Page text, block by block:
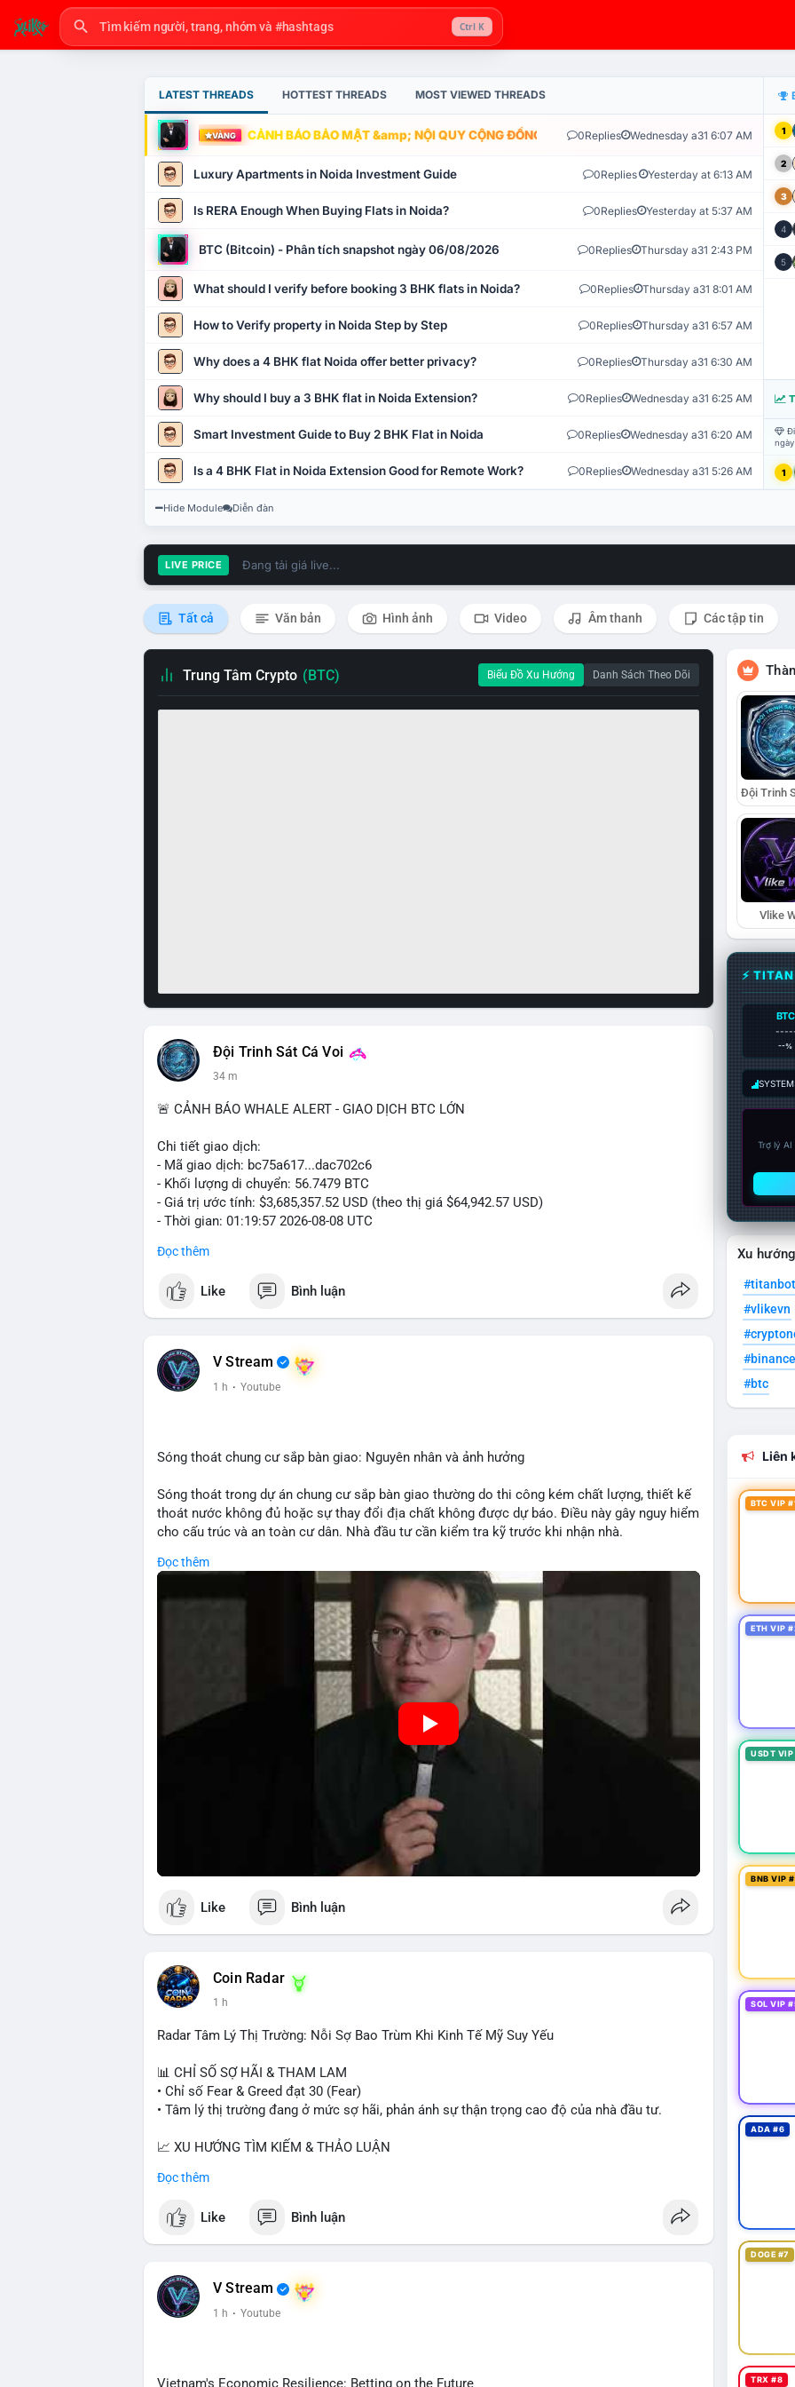
Ctrl K
LATEST THREADS HOTTEST THREADS MOST VIEWED THREADS
VÀNG CẢNH BÁO BẢO MẬT &amp; NỘI QUY CỘNG ĐỒNG VLIKE.VN: HỆ THỐNG GIÁM SÁT TỰ
0Replies Wednesday a31 6:07 AM
Luxury Apartments in Noida Investment Guide 0Replies Yesterday at 6:13 AM
Is RERA Enough When Buying Flats in Noida? 0Replies Yesterday at 5:37 AM
BTC (Bitcoin) - Phân tích snapshot ngày 06/08/2026 0Replies Thursday a31 2:43 PM
What should I verify before booking 3 BHK flats in Noida? 0Replies Thursday a31 8:01 AM
How to Verify property in Noida Step by Step 0Replies Thursday a31 6:57 AM
Why does a 4 BHK flat Noida offer better privacy? 0Replies Thursday a31 6:30 AM
Why should I buy a 3 BHK flat in Noida Extension? 0Replies Wednesday a31 6:25 AM
Smart Investment Guide to Buy 2 BHK Flat in Noida 0Replies Wednesday a31 6:20 AM
Is a 4 BHK Flat in Noida Extension Good for Remote Work? 0Replies Wednesday a31 5:26 AM
1
2
3
4
5
1
Hide Module Diễn đàn
LIVE PRICE Đang tải giá live...
Tất cả Văn bản Hình ảnh Video Âm thanh Các tập tin
Trung Tâm Crypto (BTC) Biểu Đồ Xu Hướng Danh Sách Theo Dõi
Đội Trinh Sát Cá Voi
34 m
🚨 CẢNH BÁO WHALE ALERT - GIAO DỊCH BTC LỚN
Chi tiết giao dịch:
- Mã giao dịch: bc75a617...dac702c6
- Khối lượng di chuyển: 56.7479 BTC
- Giá trị ước tính: $3,685,357.52 USD (theo thị giá $64,942.57 USD)
- Thời gian: 01:19:57 2026-08-08 UTC
Nhận định phân tích:
thấy dấu hiệu của một tổ chức hoặc cá nhân lớn đang tái cơ cấu danh mục. Với mức giá
hiện tại, hành vi này có thể là bước chuẩn bị cho một lệnh bán lớn trên sàn tập trung, tạo áp
tín hiệu nắm giữ dài hạn, phản ánh kỳ vọng giá tăng. Biến động tâm lý thị trường có thể xảy
ra khi nhà đầu tư nhỏ lẻ theo dõi động thái này.
tới để đưa ra quyết định hợp lý.
#56dot7479btc #chuyendichlon #aplucban #vilanhtichluy #btcusd64942
Đọc thêm
Like Bình luận
V Stream
1 h · Youtube
Sóng thoát chung cư sắp bàn giao: Nguyên nhân và ảnh hưởng
Sóng thoát trong dự án chung cư sắp bàn giao thường do thi công kém chất lượng, thiết kế
thoát nước không đủ hoặc sự thay đổi địa chất không được dự báo. Điều này gây nguy hiểm
cho cấu trúc và an toàn cư dân. Nhà đầu tư cần kiểm tra kỹ trước khi nhận nhà.
🎥 Xem video trực tiếp tại:
Đọc thêm
Like Bình luận
Coin Radar
1 h
Radar Tâm Lý Thị Trường: Nỗi Sợ Bao Trùm Khi Kinh Tế Mỹ Suy Yếu
📊 CHỈ SỐ SỢ HÃI & THAM LAM
• Chỉ số Fear & Greed đạt 30 (Fear)
• Tâm lý thị trường đang ở mức sợ hãi, phản ánh sự thận trọng cao độ của nhà đầu tư.
📈 XU HƯỚNG TÌM KIẾM & THẢO LUẬN
• LunarCrush Trending: Ethereum, Solana, Dogecoin, Polkadot, Chainlink, Litecoin.
đại học.
• Tin tức kinh tế: Mỹ mất 23.000 việc làm trong tháng 7, thấp hơn nhiều so với kỳ vọng.
• Pháp lý: Thượng viện Mỹ lùi việc bỏ phiếu Clarity Act sang tháng 9; Thượng nghị sĩ Warren
yêu cầu luật pháp không do ngành crypto tự viết.
Đọc thêm
Like Bình luận
V Stream
1 h · Youtube
Vietnam's Economic Resilience: Betting on the Future
Vlike
⚡
BTC
--%
Trợ lý
Xu
#titanbot
#vlikevn
#btc
Liên
BTC VIP
ETH VIP
USDT
BNB VIP
SOL VIP
ADA #6
DOGE #7
TRX #8